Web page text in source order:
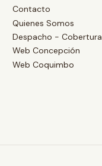
Contacto
Quienes Somos
Despacho - Cobertura
Web Concepción
Web Coquimbo